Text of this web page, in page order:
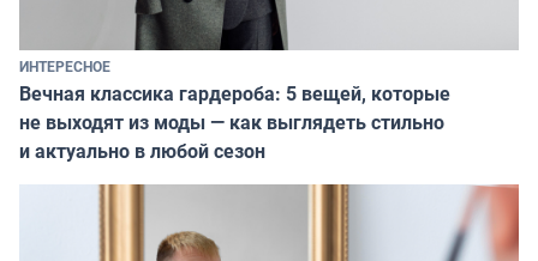
ИНТЕРЕСНОЕ
Вечная классика гардероба: 5 вещей, которые
не выходят из моды — как выглядеть стильно
и актуально в любой сезон